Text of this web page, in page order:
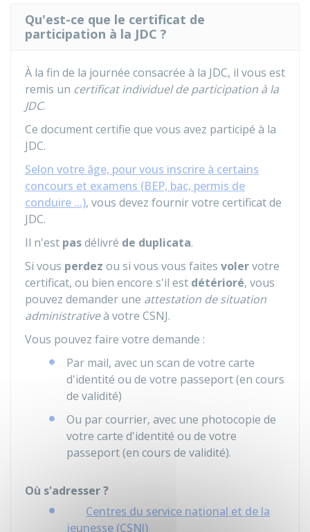
Qu'est-ce que le certificat de
participation à la JDC ?
À la fin de la journée consacrée à la JDC, il vous est
remis un certificat individuel de participation à la
JDC.
Ce document certifie que vous avez participé à la
JDC.
Selon votre âge, pour vous inscrire à certains
concours et examens (BEP, bac, permis de
conduire ...), vous devez fournir votre certificat de
JDC.
Il n'est pasdélivré de duplicata.
Si vous perdez ou si vous vous faites volervotre
certificat, ou bien encore s'il est détérioré, vous
pouvez demander une attestation de situation
administrativeà votre CSNJ.
Vous pouvez faire votre demande :
Par mail, avec un scan de votre carte
d'identité ou de votre passeport (en cours
de validité)
Ou par courrier, avec une photocopie de
votre carte d'identité ou de votre
passeport (en cours de validité).
Où s'adresser ?
Centres du service national et de la
jeunesse (CSNJ)